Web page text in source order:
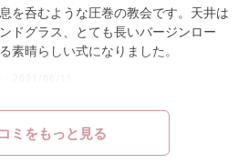
を呑むような圧巻の教会です。天井は
ドグラス、とても長いバージンロー
素晴らしい式になりました。
ミをもっと見る